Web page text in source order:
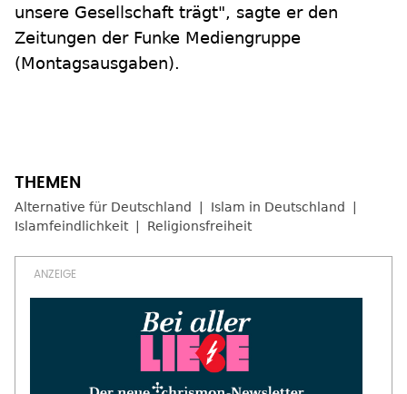
unsere Gesellschaft trägt", sagte er den
Zeitungen der Funke Mediengruppe
(Montagsausgaben).
Alternative für Deutschland
Islam in Deutschland
Islamfeindlichkeit
Religionsfreiheit